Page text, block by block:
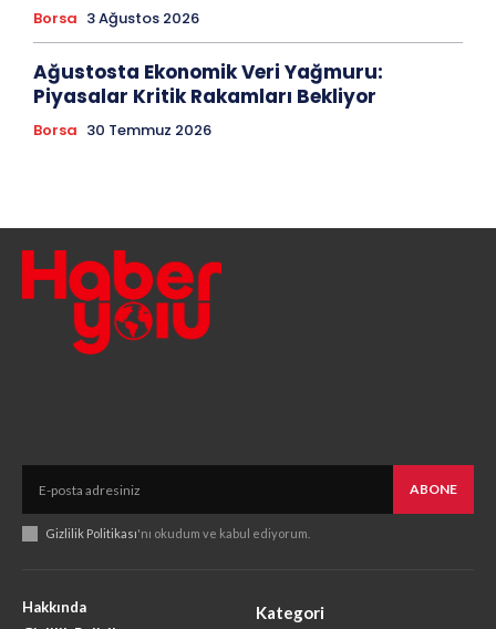
Borsa 3 Ağustos 2026
Ağustosta Ekonomik Veri Yağmuru:
Piyasalar Kritik Rakamları Bekliyor
Borsa 30 Temmuz 2026
ABONE
Gizlilik Politikası'nı okudum ve kabul ediyorum.
Hakkında
Kategori